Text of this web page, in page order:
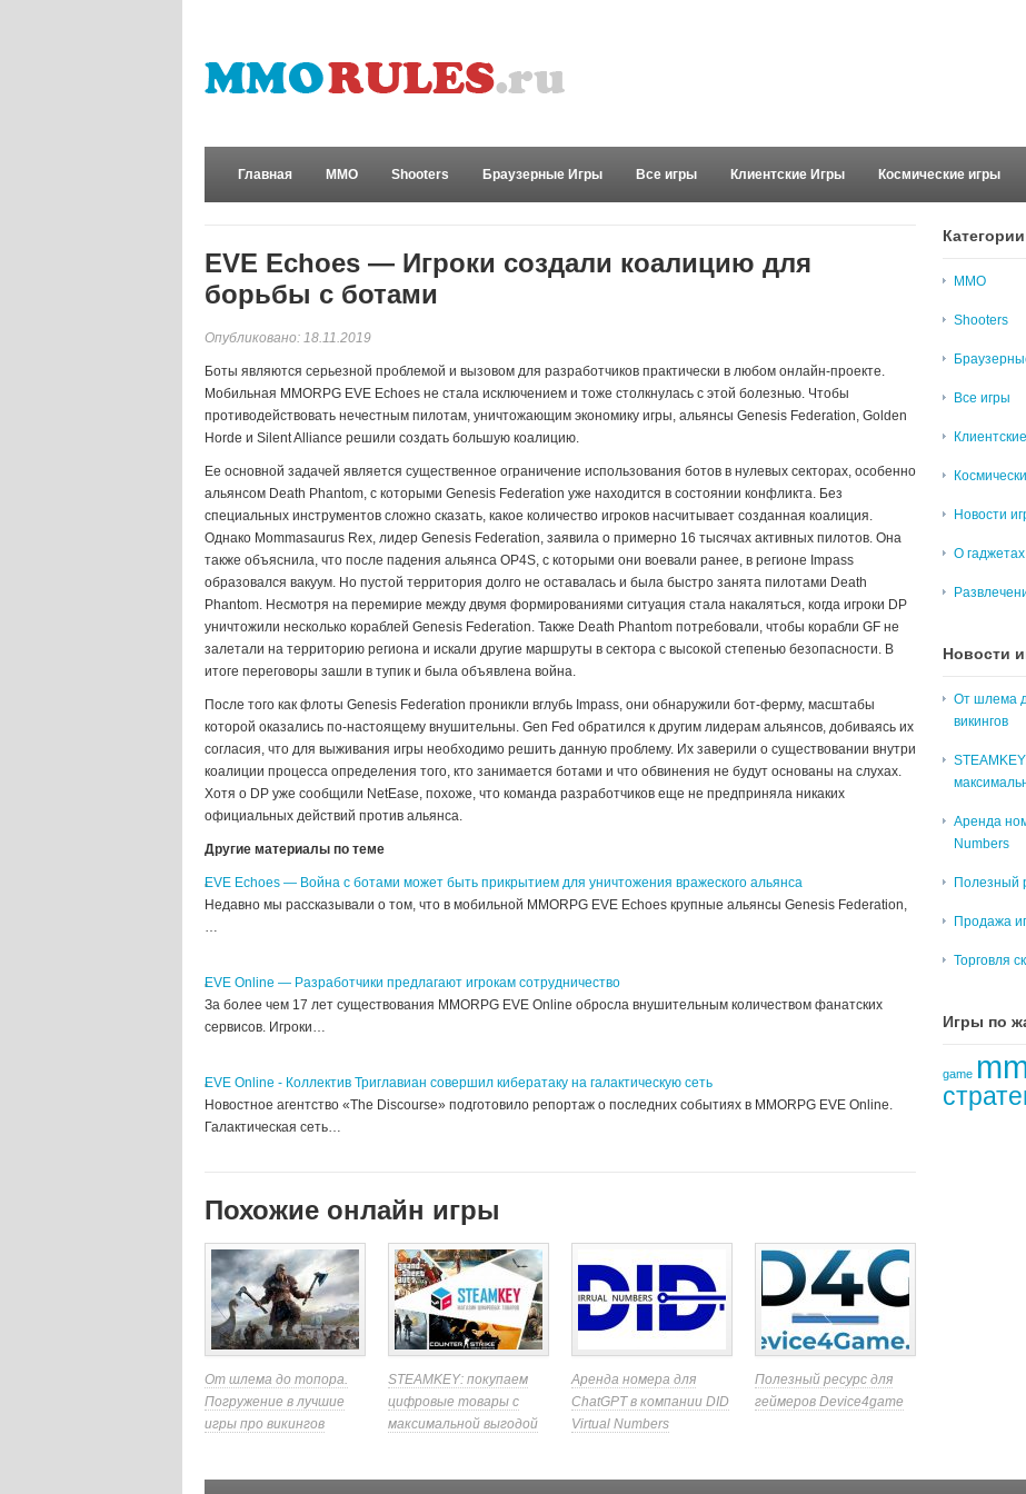
Главная MMO Shooters Браузерные Игры Все игры Клиентские Игры Космические игры
EVE Echoes — Игроки создали коалицию для
борьбы с ботами
Опубликовано: 18.11.2019
Боты являются серьезной проблемой и вызовом для разработчиков практически в любом онлайн-проекте.
Мобильная MMORPG EVE Echoes не стала исключением и тоже столкнулась с этой болезнью. Чтобы
противодействовать нечестным пилотам, уничтожающим экономику игры, альянсы Genesis Federation, Golden
Horde и Silent Alliance решили создать большую коалицию.
Ее основной задачей является существенное ограничение использования ботов в нулевых секторах, особенно
альянсом Death Phantom, с которыми Genesis Federation уже находится в состоянии конфликта. Без
специальных инструментов сложно сказать, какое количество игроков насчитывает созданная коалиция.
Однако Mommasaurus Rex, лидер Genesis Federation, заявила о примерно 16 тысячах активных пилотов. Она
также объяснила, что после падения альянса OP4S, с которыми они воевали ранее, в регионе Impass
образовался вакуум. Но пустой территория долго не оставалась и была быстро занята пилотами Death
Phantom. Несмотря на перемирие между двумя формированиями ситуация стала накаляться, когда игроки DP
уничтожили несколько кораблей Genesis Federation. Также Death Phantom потребовали, чтобы корабли GF не
залетали на территорию региона и искали другие маршруты в сектора с высокой степенью безопасности. В
итоге переговоры зашли в тупик и была объявлена война.
После того как флоты Genesis Federation проникли вглубь Impass, они обнаружили бот-ферму, масштабы
которой оказались по-настоящему внушительны. Gen Fed обратился к другим лидерам альянсов, добиваясь их
согласия, что для выживания игры необходимо решить данную проблему. Их заверили о существовании внутри
коалиции процесса определения того, кто занимается ботами и что обвинения не будут основаны на слухах.
Хотя о DP уже сообщили NetEase, похоже, что команда разработчиков еще не предприняла никаких
официальных действий против альянса.
Другие материалы по теме
EVE Echoes — Война с ботами может быть прикрытием для уничтожения вражеского альянса
Недавно мы рассказывали о том, что в мобильной MMORPG EVE Echoes крупные альянсы Genesis Federation,
…
EVE Online — Разработчики предлагают игрокам сотрудничество
За более чем 17 лет существования MMORPG EVE Online обросла внушительным количеством фанатских
сервисов. Игроки…
EVE Online - Коллектив Триглавиан совершил кибератаку на галактическую сеть
Новостное агентство «The Discourse» подготовило репортаж о последних событиях в MMORPG EVE Online.
Галактическая сеть…
Похожие онлайн игры
От шлема до топора.
Погружение в лучшие
игры про викингов
STEAMKEY: покупаем
цифровые товары с
максимальной выгодой
Аренда номера для
ChatGPT в компании DID
Virtual Numbers
Полезный ресурс для
геймеров Device4game
MMO
Shooters
Все игры
Новости
О гаджетах
Новости
От шлема
викингов
Аренда
Numbers
Полезный
Продажа
Торговля
Игры по
game